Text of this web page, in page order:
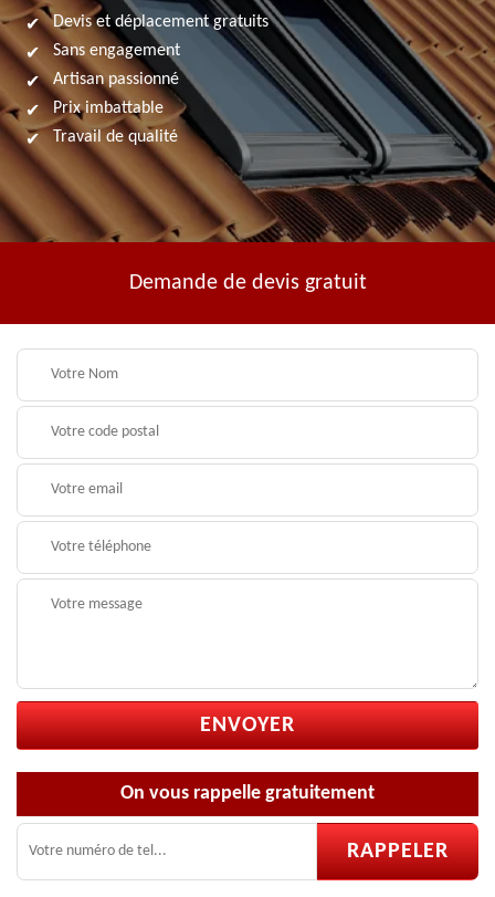
Devis et déplacement gratuits
Sans engagement
Artisan passionné
Prix imbattable
Travail de qualité
Demande de devis gratuit
On vous rappelle gratuitement